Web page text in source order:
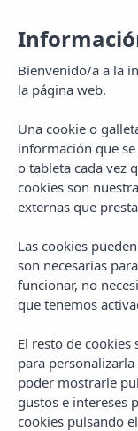
Todas sus
dentro
Bienvenido/a a la
la página web.
Una cookie o
información que
o tableta cada vez
cookies son
externas que
Las cookies
son necesarias
funcionar, no
que tenemos
El resto de
para
poder mostrarle
gustos e intereses
cookies pulsando